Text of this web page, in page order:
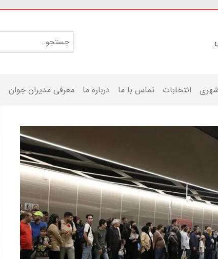
انتخابات تماس با ما درباره ما معرفی مدیران جوان